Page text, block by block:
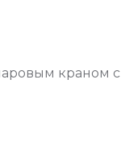
краном с